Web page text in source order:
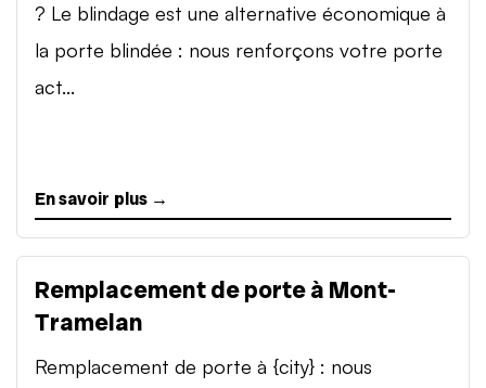
? Le blindage est une alternative économique à
la porte blindée : nous renforçons votre porte
act...
En savoir plus →
Remplacement de porte à Mont-
Tramelan
Remplacement de porte à {city} : nous